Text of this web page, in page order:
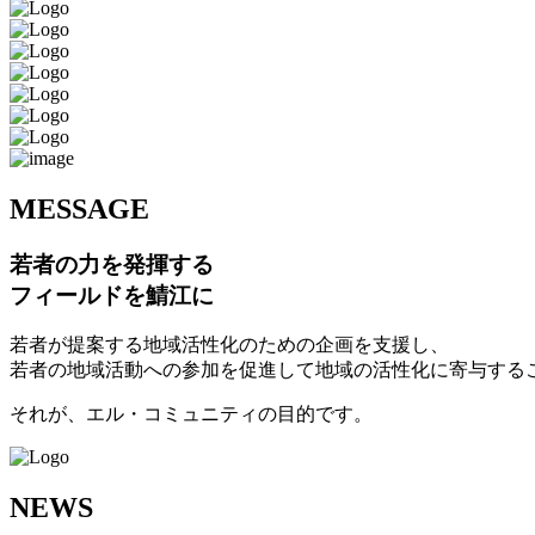
MESSAGE
若者の力を発揮する
フィールドを鯖江に
若者が提案する地域活性化のための企画を支援し、
若者の地域活動への参加を促進して地域の活性化に寄与する
それが、エル・コミュニティの目的です。
NEWS